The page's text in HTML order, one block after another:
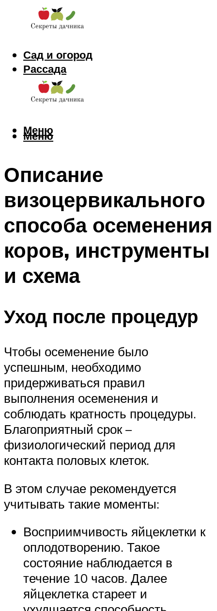
Сад и огород
Рассада
Цветы
Заготовки
Меню
Меню
Описание
визоцервикального
способа осеменения
коров, инструменты
и схема
Уход после процедур
Чтобы осеменение было
успешным, необходимо
придерживаться правил
выполнения осеменения и
соблюдать кратность процедуры.
Благоприятный срок –
физиологический период для
контакта половых клеток.
В этом случае рекомендуется
учитывать такие моменты:
Восприимчивость яйцеклетки к
оплодотворению. Такое
состояние наблюдается в
течение 10 часов. Далее
яйцеклетка стареет и